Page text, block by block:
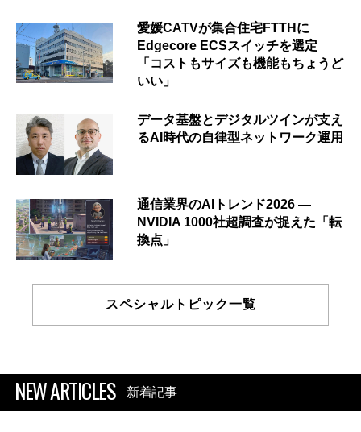
愛媛CATVが集合住宅FTTHに
Edgecore ECSスイッチを選定
「コストもサイズも機能もちょうど
いい」
データ基盤とデジタルツインが支え
るAI時代の自律型ネットワーク運用
通信業界のAIトレンド2026 ―
NVIDIA 1000社超調査が捉えた「転
換点」
スペシャルトピック一覧
NEW ARTICLES 新着記事